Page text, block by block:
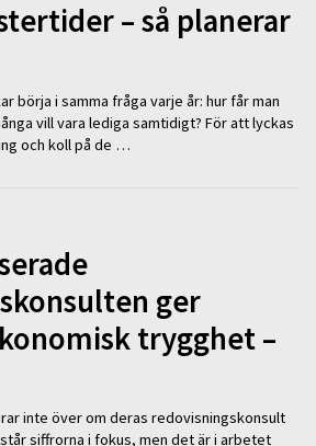
– så planerar
börja i samma fråga varje år: hur får man
vill vara lediga samtidigt? För att lyckas
och koll på de …
ger
trygghet –
inte över om deras redovisningskonsult
siffrorna i fokus, men det är i arbetet